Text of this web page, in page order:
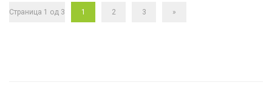
Страница 1 од 3 1 2 3 »